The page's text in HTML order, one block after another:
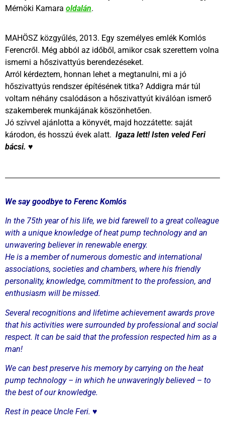
Mérnöki Kamara oldalán.
MAHÖSZ közgyűlés, 2013. Egy személyes emlék Komlós
Ferencről. Még abból az időből, amikor csak szerettem volna
ismerni a hőszivattyús berendezéseket.
Arról kérdeztem, honnan lehet a megtanulni, mi a jó
hőszivattyús rendszer építésének titka? Addigra már túl
voltam néhány csalódáson a hőszivattyút kiválóan ismerő
szakemberek munkájának köszönhetően.
Jó szívvel ajánlotta a könyvét, majd hozzátette: saját
károdon, és hosszú évek alatt. Igaza lett! Isten veled Feri
bácsi. ♥
We say goodbye to Ferenc Komlós
In the 75th year of his life, we bid farewell to a great colleague
with a unique knowledge of heat pump technology and an
unwavering believer in renewable energy.
He is a member of numerous domestic and international
associations, societies and chambers, where his friendly
personality, knowledge, commitment to the profession, and
enthusiasm will be missed.
Several recognitions and lifetime achievement awards prove
that his activities were surrounded by professional and social
respect. It can be said that the profession respected him as a
man!
We can best preserve his memory by carrying on the heat
pump technology – in which he unwaveringly believed – to
the best of our knowledge.
Rest in peace Uncle Feri. ♥